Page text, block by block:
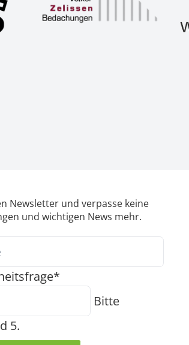
Newsletter und verpasse keine
und wichtigen News mehr.
*
Bitte
5.